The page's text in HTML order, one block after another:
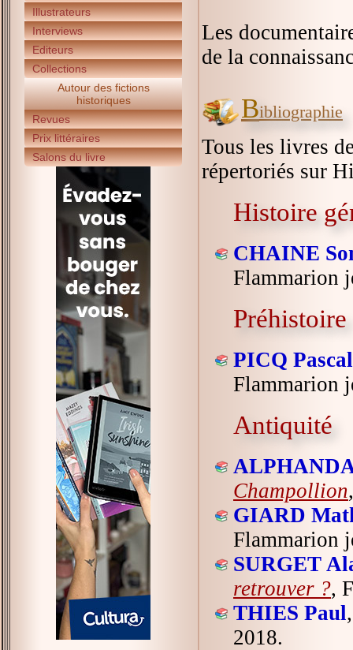
Illustrateurs
Interviews
Editeurs
Collections
Autour des fictions
historiques
Revues
Prix littéraires
Salons du livre
Les
de la
Bibliographie
Tous les livres
répertoriés sur
Histoire
CHAINE
Flammarion
Préhistoire
PICQ Pascal
Flammarion
Antiquité
Champollion
GIARD
Flammarion
SURGET
retrouver ?,
THIES Paul
2018.